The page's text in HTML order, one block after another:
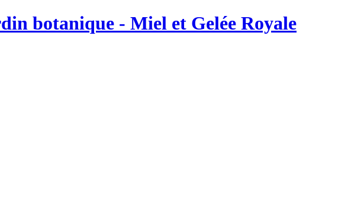
botanique - Miel et Gelée Royale